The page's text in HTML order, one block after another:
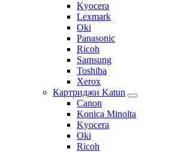
Kyocera
Lexmark
Oki
Panasonic
Ricoh
Samsung
Toshiba
Xerox
Картриджи Katun
Canon
Konica Minolta
Kyocera
Oki
Ricoh